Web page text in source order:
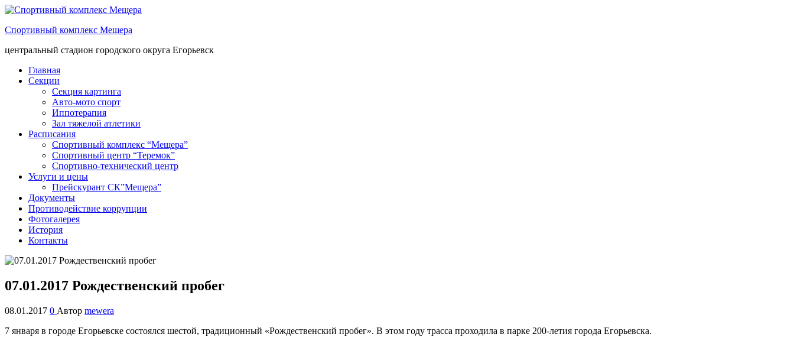
Спортивный комплекс Мещера
центральный стадион городского округа Егорьевск
Главная
Секции
Секция картинга
Авто-мото спорт
Иппотерапия
Зал тяжелой атлетики
Расписания
Спортивный комплекс “Мещера”
Спортивный центр “Теремок”
Спортивно-технический центр
Услуги и цены
Прейскурант СК”Мещера”
Документы
Противодействие коррупции
Фотогалерея
История
Контакты
07.01.2017 Рождественский пробег
08.01.2017 0 Автор mewera
7 января в городе Егорьевске состоялся шестой, традиционный «Рождественский пробег». В этом году трасса проходила в парке 200-летия города Егорьевска.